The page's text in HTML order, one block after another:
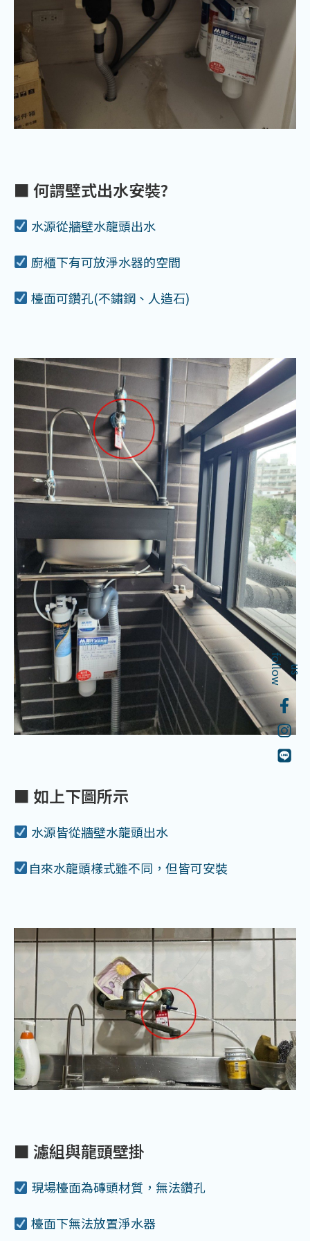
f
o l
l
o
w u
s
■ 何謂壁式出水安裝?
水源從牆壁水龍頭出水
廚櫃下有可放淨水器的空間
檯面可鑽孔(不鏽鋼、人造石)
■ 如上下圖所示
水源皆從牆壁水龍頭出水
自來水龍頭樣式雖不同，但皆可安裝
■ 濾組與龍頭壁掛
現場檯面為磚頭材質，無法鑽孔
檯面下無法放置淨水器